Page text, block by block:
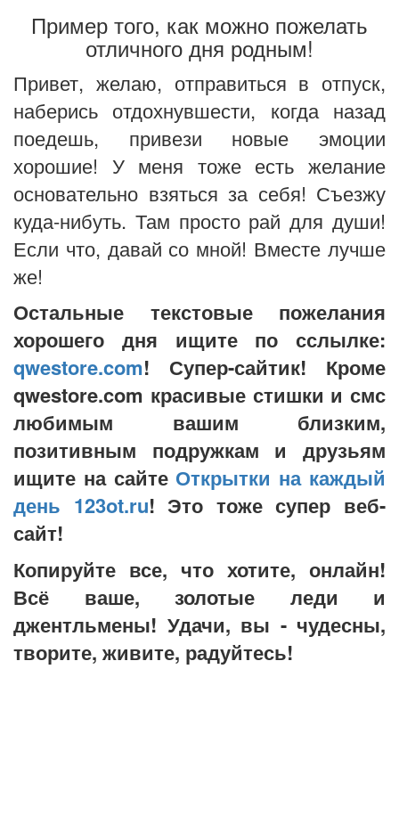
Пример того, как можно пожелать
отличного дня родным!
Привет, желаю, отправиться в отпуск,
наберись отдохнувшести, когда назад
поедешь, привези новые эмоции
хорошие! У меня тоже есть желание
основательно взяться за себя! Съезжу
куда-нибуть. Там просто рай для души!
Если что, давай со мной! Вместе лучше
же!
Остальные текстовые пожелания
хорошего дня ищите по сслылке:
qwestore.com! Супер-сайтик! Кроме
qwestore.com красивые стишки и смс
любимым вашим близким,
позитивным подружкам и друзьям
ищите на сайте Открытки на каждый
день 123ot.ru! Это тоже супер веб-
сайт!
Копируйте все, что хотите, онлайн!
Всё ваше, золотые леди и
джентльмены! Удачи, вы - чудесны,
творите, живите, радуйтесь!